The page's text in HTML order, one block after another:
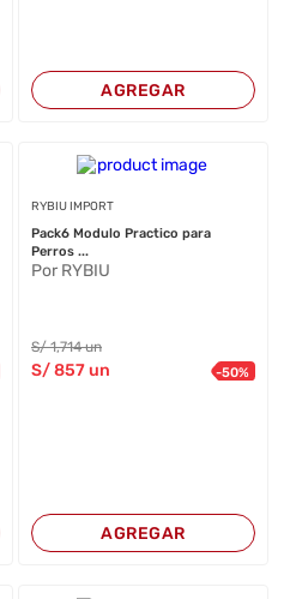
AGREGAR
RYBIU IMPORT
Pack6 Modulo Practico para
Perros ...
Por RYBIU
S/1,714 un
S/857un -50%
AGREGAR